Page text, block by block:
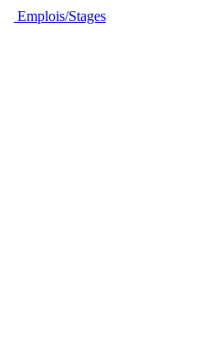
Emplois/Stages